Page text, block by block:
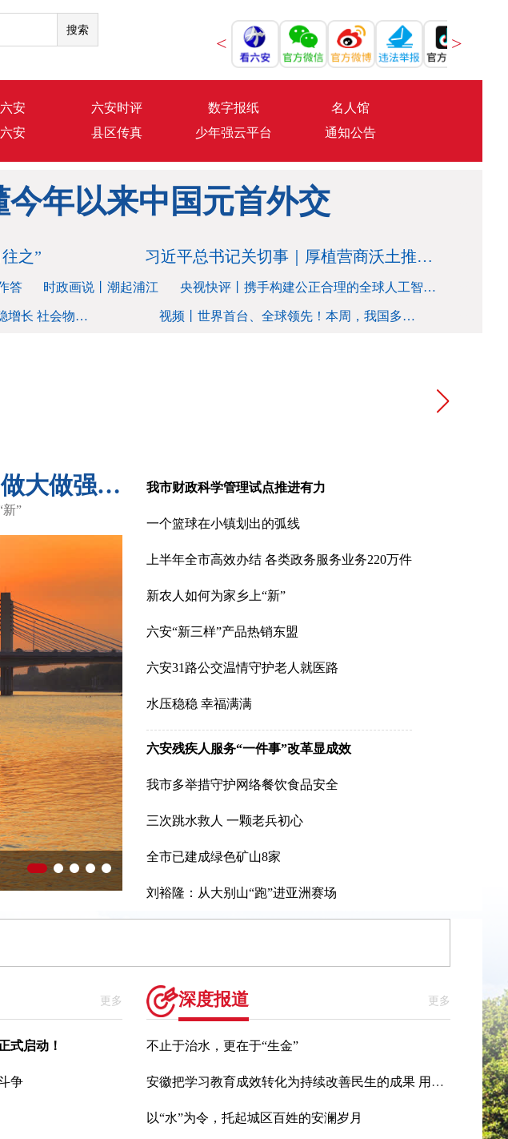
< >
安 六安时评 数字报纸
名人馆
安 县区传真 少年强云平台 通知公告
年以来中国元首外交
年以来中国元首外交
之” 习近平总书记关切事｜厚植营商沃土推动东北全面振兴
答 时政画说丨潮起浦江 央视快评丨携手构建公正合理的全球人工智能治理体系
今年前五个月我国物流需求平稳增长 社会物流总额超146万亿元 视频丨世界首台、全球领先！本周，我国多领域解锁硬核成就
范荣晖在霍邱县调研时强调：培育壮大龙头企业 做大做强特色产业 加快推动县域经济高质量发展
”
我市财政科学管理试点推进有力
一个篮球在小镇划出的弧线
上半年全市高效办结 各类政务服务业务220万件
新农人如何为家乡上“新”
六安“新三样”产品热销东盟
六安31路公交温情守护老人就医路
水压稳稳 幸福满满
六安残疾人服务“一件事”改革显成效
我市多举措守护网络餐饮食品安全
三次跳水救人 一颗老兵初心
全市已建成绿色矿山8家
刘裕隆：从大别山“跑”进亚洲赛场
更多
式启动！
争
深度报道 更多
不止于治水，更在于“生金”
安徽把学习教育成效转化为持续改善民生的成果 用心用力办好民生实事
以“水”为令，托起城区百姓的安澜岁月